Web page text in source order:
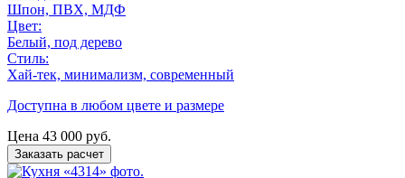
Шпон, ПВХ, МДФ
Цвет:
Белый, под дерево
Стиль:
Хай-тек, минимализм, современный
Доступна в любом цвете и размере
Цена 43 000 руб.
Заказать расчет